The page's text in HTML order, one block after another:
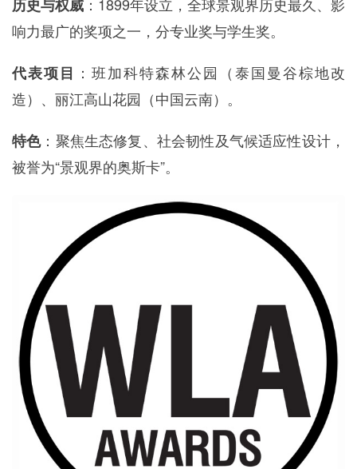
历史与权威
响力最广的奖项之一，分专业奖与学生奖。
代表项目 ：班加科特森林公园（泰国曼谷棕地改
造）、丽江高山花园（中国云南）。
特色：聚焦生态修复、社会韧性及气候适应性设计，
被誉为“景观界的奥斯卡”。